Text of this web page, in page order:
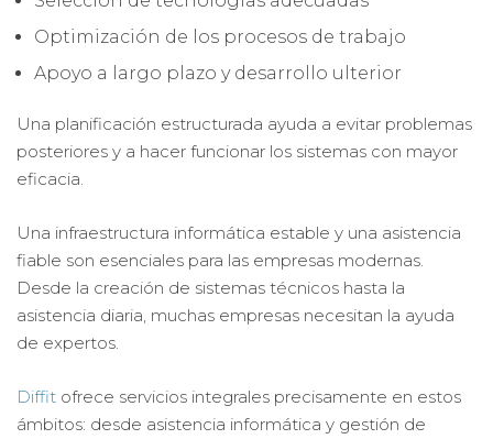
Optimización de los procesos de trabajo
Apoyo a largo plazo y desarrollo ulterior
Una planificación estructurada ayuda a evitar problemas
posteriores y a hacer funcionar los sistemas con mayor
eficacia.
Una infraestructura informática estable y una asistencia
fiable son esenciales para las empresas modernas.
Desde la creación de sistemas técnicos hasta la
asistencia diaria, muchas empresas necesitan la ayuda
de expertos.
Diffit ofrece servicios integrales precisamente en estos
ámbitos: desde asistencia informática y gestión de